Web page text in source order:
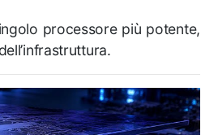
processore più potente,